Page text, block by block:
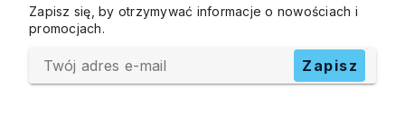
Zapisz się, by otrzymywać informacje o nowościach i
promocjach.
Twój adres e-mail Zapisz